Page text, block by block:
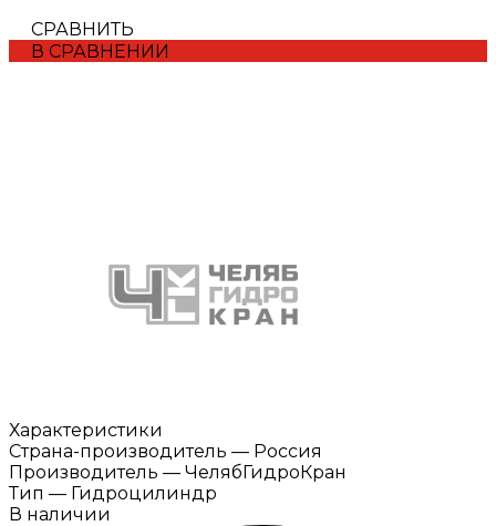
СРАВНИТЬ
В СРАВНЕНИИ
Характеристики
Страна-производитель — Россия
Производитель — ЧелябГидроКран
Тип — Гидроцилиндр
В наличии